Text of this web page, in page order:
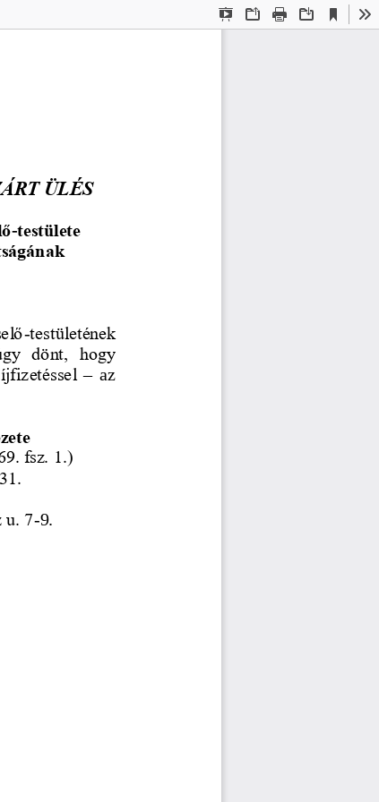
Presentation
OpenPrint Download
Current
View
ÜLÉS
-testülete
-testületének
dönt,  hogy
– az
fsz. 1.)
u. 7-9.